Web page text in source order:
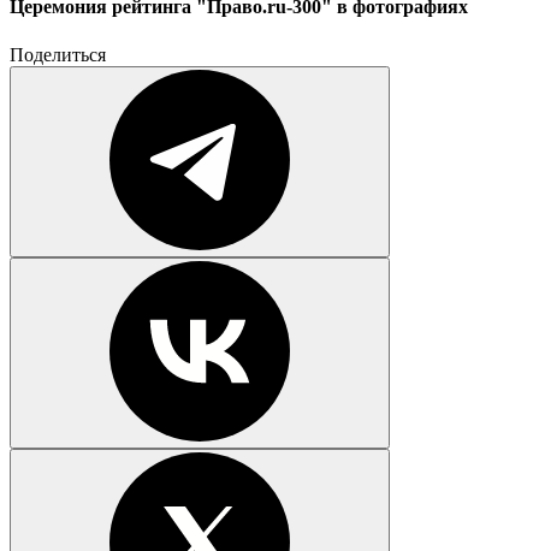
Церемония рейтинга "Право.ru-300" в фотографиях
Поделиться